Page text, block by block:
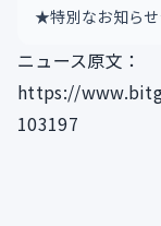
★特別なお知ら
ニュース原文：
https://
103197